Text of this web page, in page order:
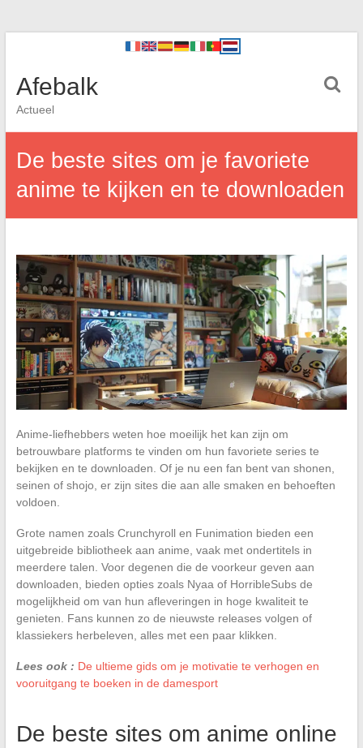
Afebalk
Actueel
De beste sites om je favoriete
anime te kijken en te downloaden
Anime-liefhebbers weten hoe moeilijk het kan zijn om
betrouwbare platforms te vinden om hun favoriete series te
bekijken en te downloaden. Of je nu een fan bent van shonen,
seinen of shojo, er zijn sites die aan alle smaken en behoeften
voldoen.
Grote namen zoals Crunchyroll en Funimation bieden een
uitgebreide bibliotheek aan anime, vaak met ondertitels in
meerdere talen. Voor degenen die de voorkeur geven aan
downloaden, bieden opties zoals Nyaa of HorribleSubs de
mogelijkheid om van hun afleveringen in hoge kwaliteit te
genieten. Fans kunnen zo de nieuwste releases volgen of
klassiekers herbeleven, alles met een paar klikken.
Lees ook : De ultieme gids om je motivatie te verhogen en
vooruitgang te boeken in de damesport
De beste sites om anime online